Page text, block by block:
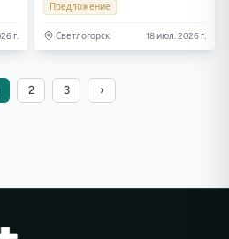
г.
Предложение
Светлогорск 18 июл. 2026 г.
2 3 ›